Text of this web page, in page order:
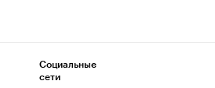
Социальные
сети